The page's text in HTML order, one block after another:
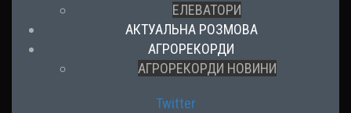
ЕЛЕВАТОРИ
АКТУАЛЬНА РОЗМОВА
АГРОРЕКОРДИ
АГРОРЕКОРДИ НОВИНИ
Twitter